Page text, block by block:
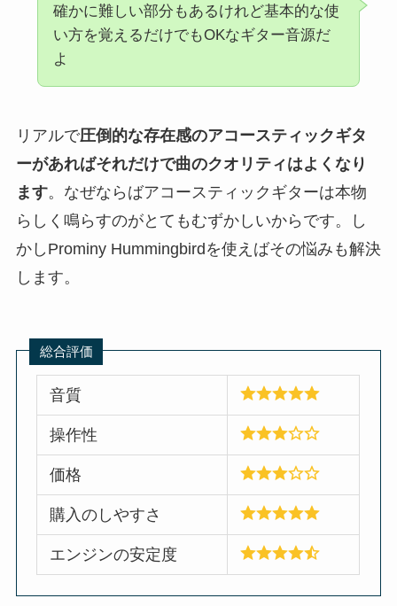
確かに難しい部分もあるけれど基本的な使
い方を覚えるだけでもOKなギター音源だ
よ
リアルで圧倒的な存在感のアコースティックギタ
ーがあればそれだけで曲のクオリティはよくなり
ます。なぜならばアコースティックギターは本物
らしく鳴らすのがとてもむずかしいからです。し
かしProminy Hummingbirdを使えばその悩みも解決
します。
総合評価
音質
操作性
価格
購入のしやすさ
エンジンの安定度